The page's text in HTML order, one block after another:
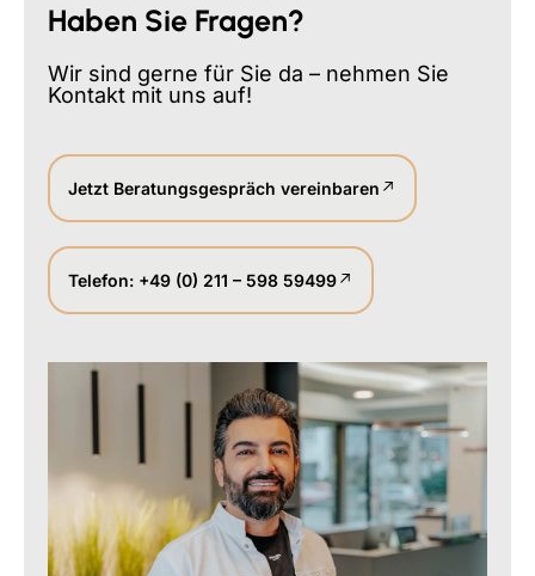
Haben Sie Fragen?
Wir sind gerne für Sie da – nehmen Sie
Kontakt mit uns auf!
Jetzt Beratungsgespräch vereinbaren
Telefon: +49 (0) 211 – 598 59499